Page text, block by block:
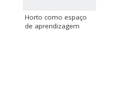
Horto como espaço
de aprendizagem